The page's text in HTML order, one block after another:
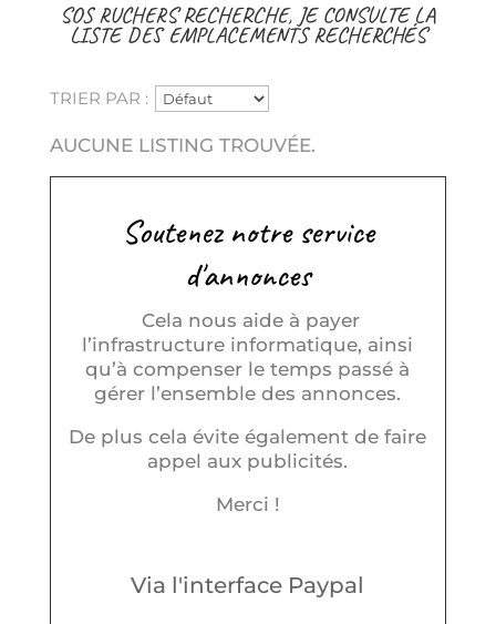
SOS RUCHERS RECHERCHE, JE CONSULTE LA
LISTE DES EMPLACEMENTS RECHERCHÉS
TRIER PAR :
AUCUNE LISTING TROUVÉE.
Soutenez notre service
d'annonces
Cela nous aide à payer
l’infrastructure informatique, ainsi
qu’à compenser le temps passé à
gérer l’ensemble des annonces.
De plus cela évite également de faire
appel aux publicités.
Merci !
Via l'interface Paypal